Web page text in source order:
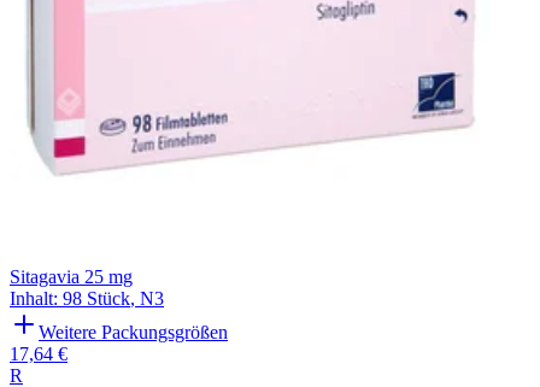
Sitagavia 25 mg
Inhalt: 98 Stück, N3
Weitere Packungsgrößen
17,64 €
R